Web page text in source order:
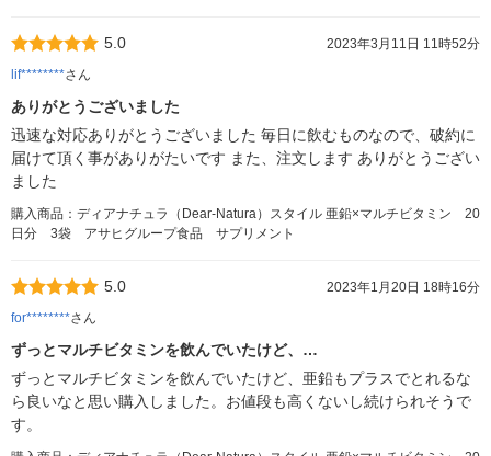
5.0
2023年3月11日 11時52分
lif********さん
ありがとうございました
迅速な対応ありがとうございました 毎日に飲むものなので、破約に
届けて頂く事がありがたいです また、注文します ありがとうござい
ました
購入商品：ディアナチュラ（Dear-Natura）スタイル 亜鉛×マルチビタミン 20
日分 3袋 アサヒグループ食品 サプリメント
5.0
2023年1月20日 18時16分
for********さん
ずっとマルチビタミンを飲んでいたけど、…
ずっとマルチビタミンを飲んでいたけど、亜鉛もプラスでとれるな
ら良いなと思い購入しました。お値段も高くないし続けられそうで
す。